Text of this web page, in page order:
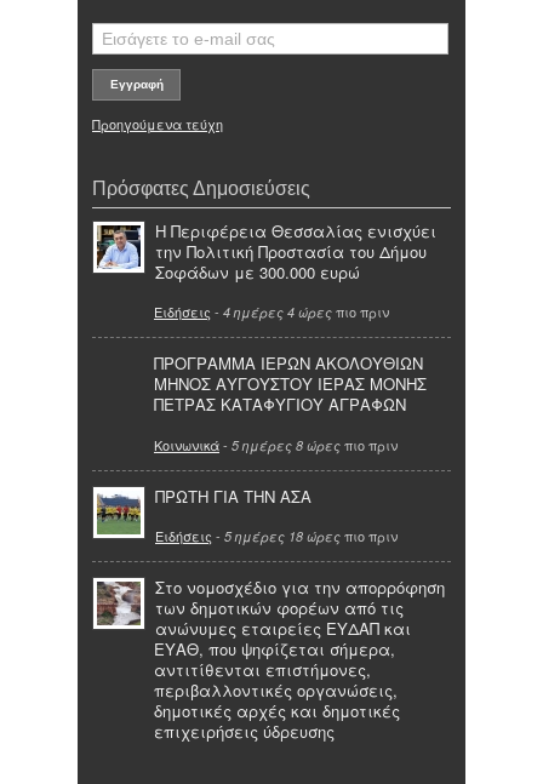
Προηγούμενα τεύχη
Πρόσφατες Δημοσιεύσεις
Η Περιφέρεια Θεσσαλίας ενισχύει
την Πολιτική Προστασία του Δήμου
Σοφάδων με 300.000 ευρώ
Ειδήσεις - 4 ημέρες 4 ώρες πιο πριν
ΠΡΟΓΡΑΜΜΑ ΙΕΡΩΝ ΑΚΟΛΟΥΘΙΩΝ
ΜΗΝΟΣ ΑΥΓΟΥΣΤΟΥ ΙΕΡΑΣ ΜΟΝΗΣ
ΠΕΤΡΑΣ ΚΑΤΑΦΥΓΙΟΥ ΑΓΡΑΦΩΝ
Κοινωνικά- 5 ημέρες 8 ώρες πιο πριν
ΠΡΩΤΗ ΓΙΑ ΤΗΝ ΑΣΑ
Ειδήσεις - 5 ημέρες 18 ώρες πιο πριν
Στο νομοσχέδιο για την απορρόφηση
των δημοτικών φορέων από τις
ανώνυμες εταιρείες ΕΥΔΑΠ και
ΕΥΑΘ, που ψηφίζεται σήμερα,
αντιτίθενται επιστήμονες,
περιβαλλοντικές οργανώσεις,
δημοτικές αρχές και δημοτικές
επιχειρήσεις ύδρευσης